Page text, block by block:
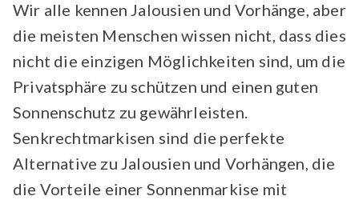
Wir alle kennen Jalousien und Vorhänge, aber
die meisten Menschen wissen nicht, dass dies
nicht die einzigen Möglichkeiten sind, um die
Privatsphäre zu schützen und einen guten
Sonnenschutz zu gewährleisten.
Senkrechtmarkisen sind die perfekte
Alternative zu Jalousien und Vorhängen, die
die Vorteile einer Sonnenmarkise mit